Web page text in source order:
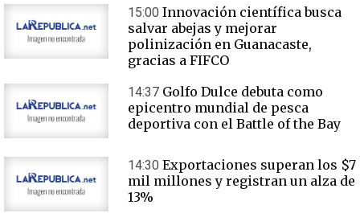
15:00 Innovación científica busca
salvar abejas y mejorar
polinización en Guanacaste,
gracias a FIFCO
14:37 Golfo Dulce debuta como
epicentro mundial de pesca
deportiva con el Battle of the Bay
14:30 Exportaciones superan los $7
mil millones y registran un alza de
13%